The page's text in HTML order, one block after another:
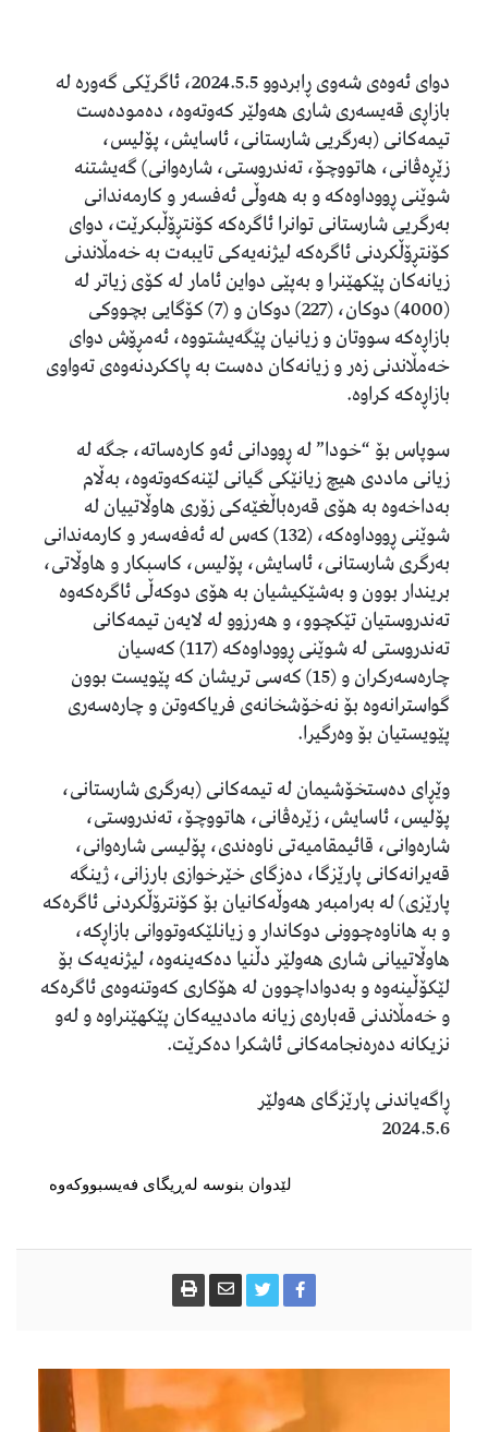
‎دوای ئەوەی شەوی ڕابردوو 2024.5.5، ئاگرێکی گەورە لە
بازاڕی قەیسەرى شاری هەولێر کەوتەوە، دەمودەست
تیمەکانی (بەرگریی شارستانی، ئاسایش، پۆلیس،
زێڕەڤانی، هاتووچۆ، تەندروستی، شارەوانی) گەیشتنە
شوێنی ڕووداوەکە و بە هەوڵى ئەفسەر و کارمەندانی
بەرگریی شارستانی توانرا ئاگرەکە کۆنتڕۆڵبکرێت، دواى
کۆنتڕۆڵکردنى ئاگرەکە لیژنەیەکى تایبەت بە خەمڵاندنى
زیانەکان پێکهێنرا و بەپێى دواین ئامار لە کۆی زیاتر لە
(4000) دوکان، (227) دوکان و (7) کۆگایى بچووکى
بازاڕەکە سووتان و زیانیان پێگەیشتووە، ئەمڕۆش دوای
خەمڵاندنی زەر و زیانەکان دەست بە پاککردنەوەى تەواوی
بازاڕەکە کراوە.
‎سوپاس بۆ “خودا” لە ڕوودانی ئەو کارەساتە، جگە لە
زیانی ماددی هیچ زیانێکی گیانی لێنەکەوتەوە، بەڵام
بەداخەوە بە هۆى قەرەباڵغێەکى زۆرى هاوڵاتییان لە
شوێنى ڕووداوەکە، (132) کەس لە ئەفەسەر و کارمەندانی
بەرگری شارستانی، ئاسایش، پۆلیس، کاسبکار و هاوڵاتی،
بریندار بوون و بەشێکیشیان بە هۆی دوکەڵی ئاگرەکەوە
تەندروستیان تێکچوو، و هەرزوو لە لایەن تیمەکانی
تەندروستی لە شوێنی ڕووداوەکە (117) كەسيان
چارەسەرکران و (15) كەسى تريشان کە پێویست بوون
گواسترانەوە بۆ نەخۆشخانەى فریاکەوتن و چارەسەری
پێویستیان بۆ وەرگیرا.
‎وێڕای دەستخۆشیمان لە تیمەکانی (بەرگری شارستانی،
پۆلیس، ئاسایش، زێرەڤانی، هاتووچۆ، تەندروستی،
شارەوانی، قائیمقامیەتى ناوەندى، پۆلیسى شارەوانى،
قەیرانەکانى پارێزگا، دەزگاى خێرخوازى بارزانى، ژینگە
پارێزى) لە بەرامبەر هەوڵەکانیان بۆ کۆنترۆڵکردنی ئاگرەکە
و بە هاناوەچوونی دوکاندار و زیانلێکەوتووانى بازاڕکە،
هاوڵاتییانی شارى هەولێر دڵنیا دەکەینەوە، لیژنەیەک بۆ
لێکۆڵینەوە و بەدواداچوون لە هۆکاری کەوتنەوەی ئاگرەکە
و خەمڵاندنى قەبارەی زیانە ماددییەکان پێکهێنراوە و لەو
نزیکانە دەرەنجامەکانى ئاشکرا دەکرێت.
2024.5.6
لێدوان بنوسە لەڕیگای فەیسبووکەوە